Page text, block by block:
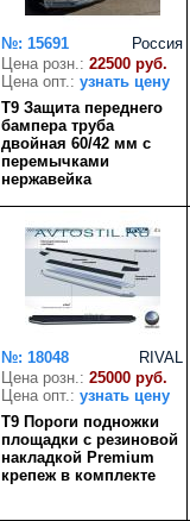
Россия
№: 15691
Цена розн.: 22500 руб.
Цена опт.: узнать цену
T9 Защита переднего
бампера труба
двойная 60/42 мм с
перемычками
нержавейка
RIVAL
№: 18048
Цена розн.: 25000 руб.
Цена опт.: узнать цену
T9 Пороги подножки
площадки с резиновой
накладкой Premium
крепеж в комплекте